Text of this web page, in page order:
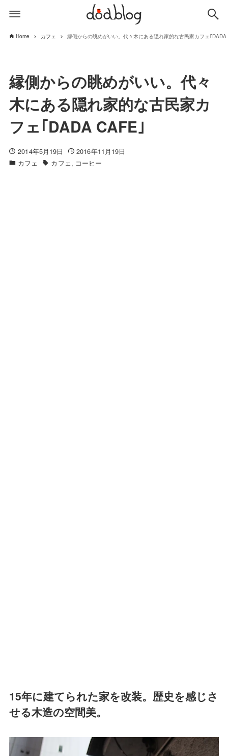
Home カフェ 縁側からの眺めがいい。代々木にある隠れ家的な古民家カフェ｢DADA
縁側からの眺めがいい。代々
木にある隠れ家的な古民家カ
フェ｢DADA CAFE｣
2014年5月19日
2016年11月19日
カフェ
カフェ コーヒー
15年に建てられた家を改装。歴史を感じさ
せる木造の空間美。